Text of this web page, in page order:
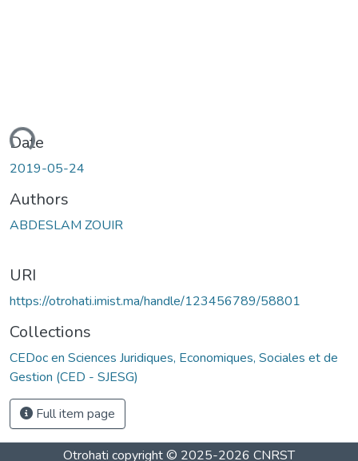
Date
2019-05-24
Authors
ABDESLAM ZOUIR
URI
https://otrohati.imist.ma/handle/123456789/58801
Collections
CEDoc en Sciences Juridiques, Economiques, Sociales et de
Gestion (CED - SJESG)
Full item page
Otrohati copyright © 2025-2026 CNRST